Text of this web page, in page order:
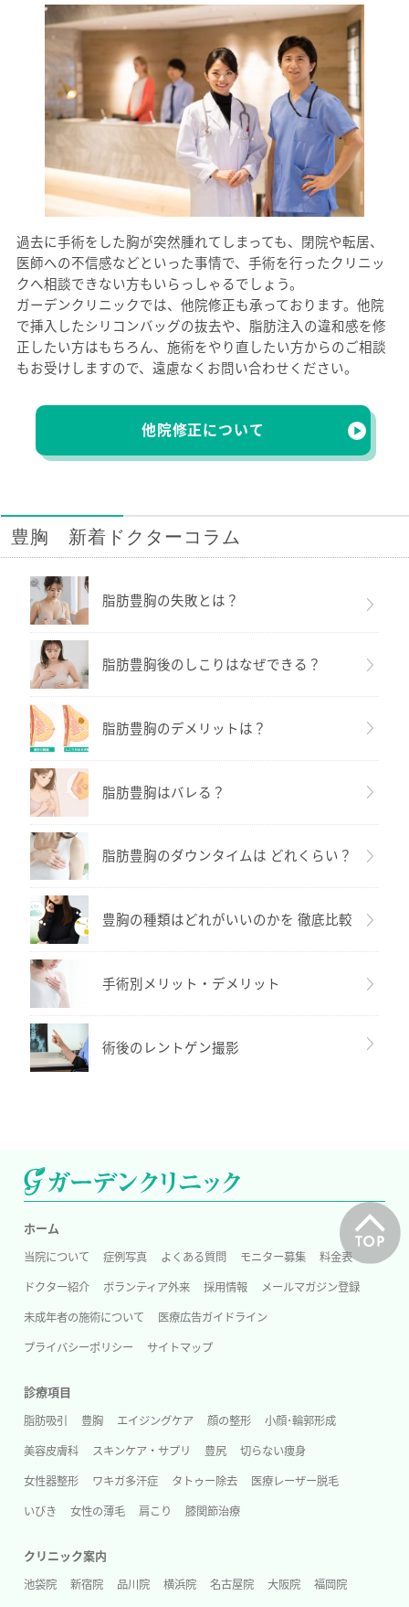
過去に手術をした胸が突然腫れてしまっても、閉院や転居、
医師への不信感などといった事情で、手術を行ったクリニッ
クへ相談できない方もいらっしゃるでしょう。
ガーデンクリニックでは、他院修正も承っております。他院
で挿入したシリコンバッグの抜去や、脂肪注入の違和感を修
正したい方はもちろん、施術をやり直したい方からのご相談
もお受けしますので、遠慮なくお問い合わせください。
他院修正について
豊胸 新着ドクターコラム
脂肪豊胸の失敗とは？
脂肪豊胸後のしこりはなぜできる？
脂肪豊胸のデメリットは？
脂肪豊胸はバレる？
脂肪豊胸のダウンタイムは どれくらい？
豊胸の種類はどれがいいのかを 徹底比較
手術別メリット・デメリット
術後のレントゲン撮影
ホーム
当院について 症例写真 よくある質問 モニター募集
料金表
ドクター紹介
ボランティア外来 採用情報
メールマガジン登録
未成年者の施術について
医療広告ガイドライン
プライバシーポリシー
サイトマップ
診療項目
脂肪吸引 豊胸 エイジングケア 顔の整形
小顔･輪郭形成
美容皮膚科
スキンケア・サプリ 豊尻
切らない痩身
女性器整形
ワキガ多汗症 タトゥー除去
医療レーザー脱毛
いびき
女性の薄毛 肩こり 膝関節治療
クリニック案内
池袋院 新宿院 品川院 横浜院 名古屋院 大阪院 福岡院